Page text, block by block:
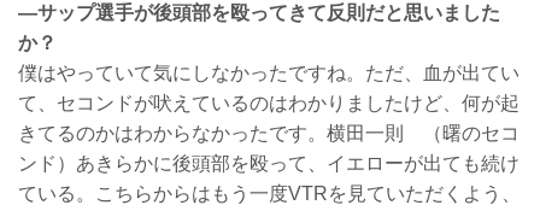
―サップ選手が後頭部を殴ってきて反則だと思いました
か？
僕はやっていて気にしなかったですね。ただ、血が出てい
て、セコンドが吠えているのはわかりましたけど、何が起
きてるのかはわからなかったです。横田一則 （曙のセコ
ンド）あきらかに後頭部を殴って、イエローが出ても続け
ている。こちらからはもう一度VTRを見ていただくよう、